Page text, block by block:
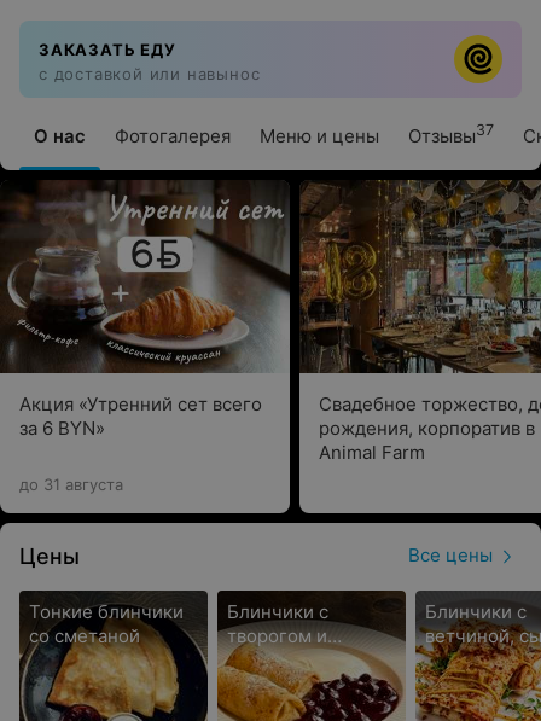
О нас Фотогалерея Меню и цены Отзывы37
ЗАКАЗАТЬ ЕДУ
с доставкой или навынос
Акция «Утренний сет всего
за 6 BYN»
до 31 августа
Свадебное торжество,
рождения, корпоратив в
Animal Farm
Цены Все цены
Тонкие блинчики
со сметаной
Блинчики с
творогом и
вишневым
вареньем
Блинчики с
ветчиной,
горчичным
и хрустящим
луком